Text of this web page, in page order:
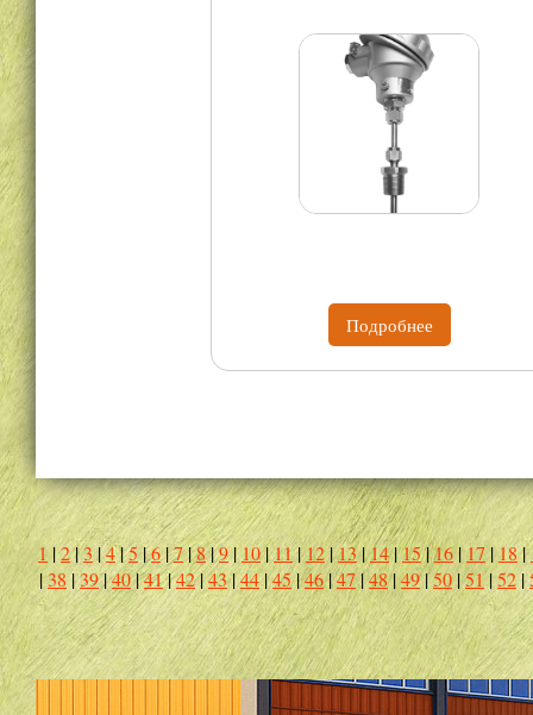
Подробнее
1|2|3|4|5|6|7|8|9|10|11|12|13|14|15|16 | 17 |18|
|38|39|40|41|42|43|44|45|46|47|48|49|50|51|52|